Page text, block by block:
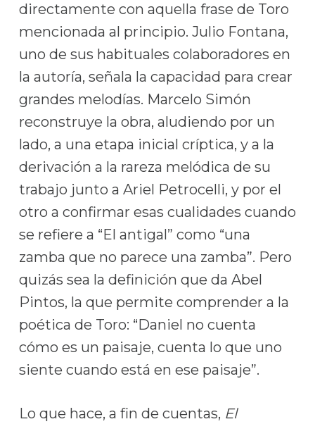
directamente con aquella frase de Toro
mencionada al principio. Julio Fontana,
uno de sus habituales colaboradores en
la autoría, señala la capacidad para crear
grandes melodías. Marcelo Simón
reconstruye la obra, aludiendo por un
lado, a una etapa inicial críptica, y a la
derivación a la rareza melódica de su
trabajo junto a Ariel Petrocelli, y por el
otro a confirmar esas cualidades cuando
se refiere a “El antigal” como “una
zamba que no parece una zamba”. Pero
quizás sea la definición que da Abel
Pintos, la que permite comprender a la
poética de Toro: “Daniel no cuenta
cómo es un paisaje, cuenta lo que uno
siente cuando está en ese paisaje”.
Lo que hace, a fin de cuentas, El